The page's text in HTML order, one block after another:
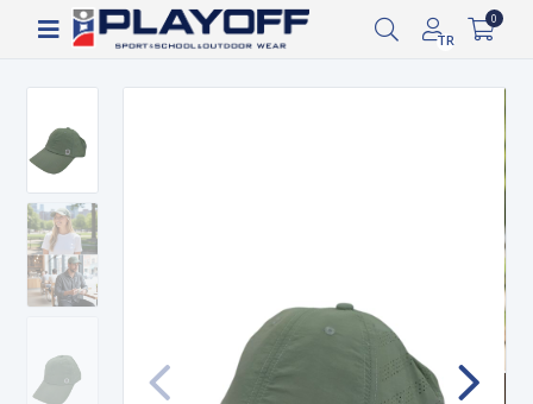
Siparişin 2-8 iş günü arasında kargoya verilecektir.
TR
0